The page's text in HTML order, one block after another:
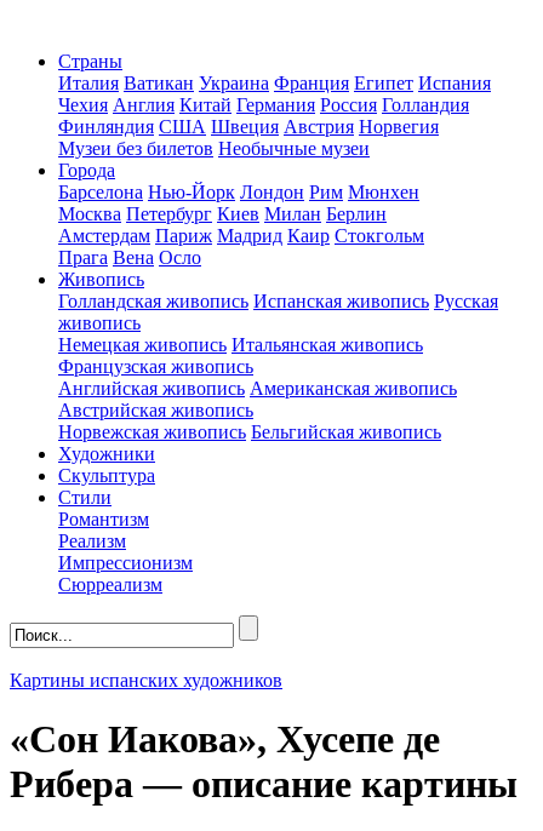
Страны
Италия Ватикан Украина Франция Египет Испания
Чехия Англия Китай Германия Россия Голландия
Финляндия США Швеция Австрия Норвегия
Музеи без билетов Необычные музеи
Города
Барселона Нью-Йорк Лондон Рим Мюнхен
Москва Петербург Киев Милан Берлин
Амстердам Париж Мадрид Каир Стокгольм
Прага Вена Осло
Живопись
Голландская живопись Испанская живопись Русская
живопись
Немецкая живопись Итальянская живопись
Французская живопись
Английская живопись Американская живопись
Австрийская живопись
Норвежская живопись Бельгийская живопись
Художники
Скульптура
Стили
Романтизм
Реализм
Импрессионизм
Сюрреализм
Картины испанских художников
«Сон Иакова», Хусепе де
Рибера — описание картины